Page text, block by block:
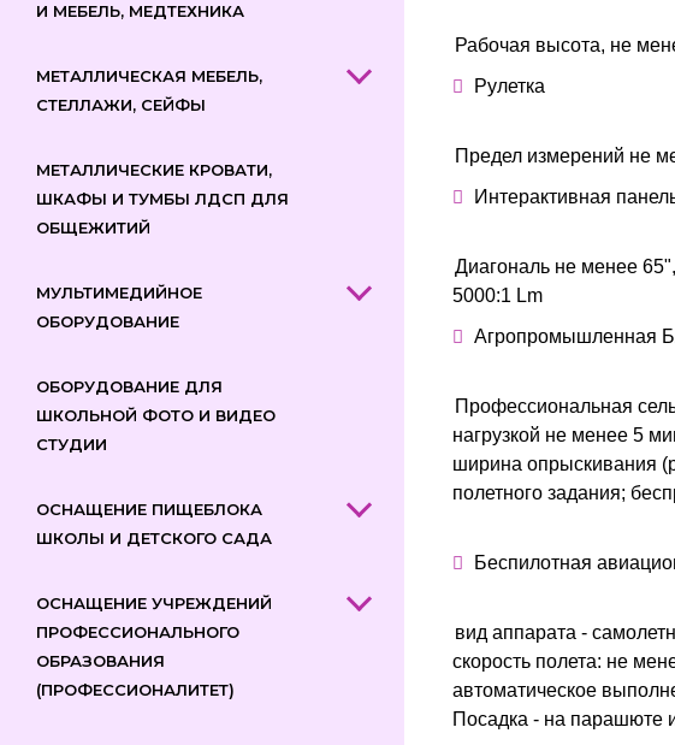
И МЕБЕЛЬ, МЕДТЕХНИКА
МЕТАЛЛИЧЕСКАЯ МЕБЕЛЬ,
СТЕЛЛАЖИ, СЕЙФЫ
МЕТАЛЛИЧЕСКИЕ КРОВАТИ,
ШКАФЫ И ТУМБЫ ЛДСП ДЛЯ
ОБЩЕЖИТИЙ
МУЛЬТИМЕДИЙНОЕ
ОБОРУДОВАНИЕ
ОБОРУДОВАНИЕ ДЛЯ
ШКОЛЬНОЙ ФОТО И ВИДЕО
СТУДИИ
ОСНАЩЕНИЕ ПИЩЕБЛОКА
ШКОЛЫ И ДЕТСКОГО САДА
ОСНАЩЕНИЕ УЧРЕЖДЕНИЙ
ПРОФЕССИОНАЛЬНОГО
ОБРАЗОВАНИЯ
(ПРОФЕССИОНАЛИТЕТ)
Рабочая высота, не
Рулетка
Предел измерений не
Интерактивная
Диагональ не менее
5000:1 Lm
Агропромышленная
Профессиональная
нагрузкой не менее 5
ширина опрыскивания
полетного задания;
Беспилотная
вид аппарата -
скорость полета: не
автоматическое
Посадка - на парашюте